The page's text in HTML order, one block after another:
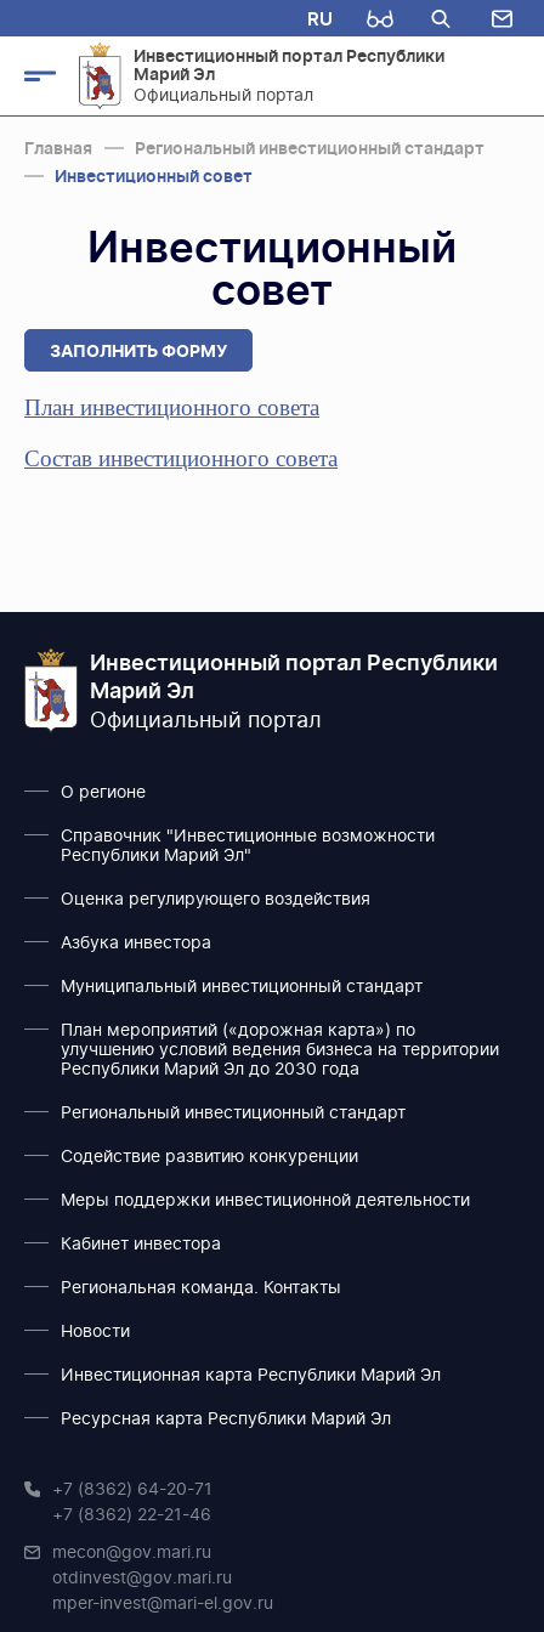
Инвестиционный портал Республики
Марий Эл
Официальный портал
RU
Главная
Региональный инвестиционный стандарт
Инвестиционный совет
Инвестиционный
совет
ЗАПОЛНИТЬ ФОРМУ
План инвестиционного совета
Состав инвестиционного совета
Инвестиционный портал Республики
Марий Эл
Официальный портал
О регионе
Справочник "Инвестиционные возможности
Республики Марий Эл"
Оценка регулирующего воздействия
Азбука инвестора
Муниципальный инвестиционный стандарт
План мероприятий («дорожная карта») по
улучшению условий ведения бизнеса на территории
Республики Марий Эл до 2030 года
Региональный инвестиционный стандарт
Содействие развитию конкуренции
Меры поддержки инвестиционной деятельности
Кабинет инвестора
Региональная команда. Контакты
Новости
Инвестиционная карта Республики Марий Эл
Ресурсная карта Республики Марий Эл
+7 (8362) 64-20-71
+7 (8362) 22-21-46
mecon@gov.mari.ru
otdinvest@gov.mari.ru
mper-invest@mari-el.gov.ru